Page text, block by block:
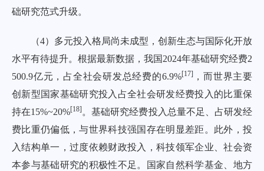
础研究范式升级。
（4）多元投入格局尚未成型，创新生态与国际化开放
水平有待提升。根据最新数据，我国2024年基础研究经费2
500.9亿元，占全社会研发总经费的6.9%[17] ，而世界主要
创新型国家基础研究投入占全社会研发经费投入的比重保
持在15%~20%[18] 。基础研究经费投入总量不足、占研发经
费比重仍偏低，与世界科技强国存在明显差距。此外，投
入结构单一，过度依赖财政投入，科技领军企业、社会资
本参与基础研究的积极性不足。国家自然科学基金、地方